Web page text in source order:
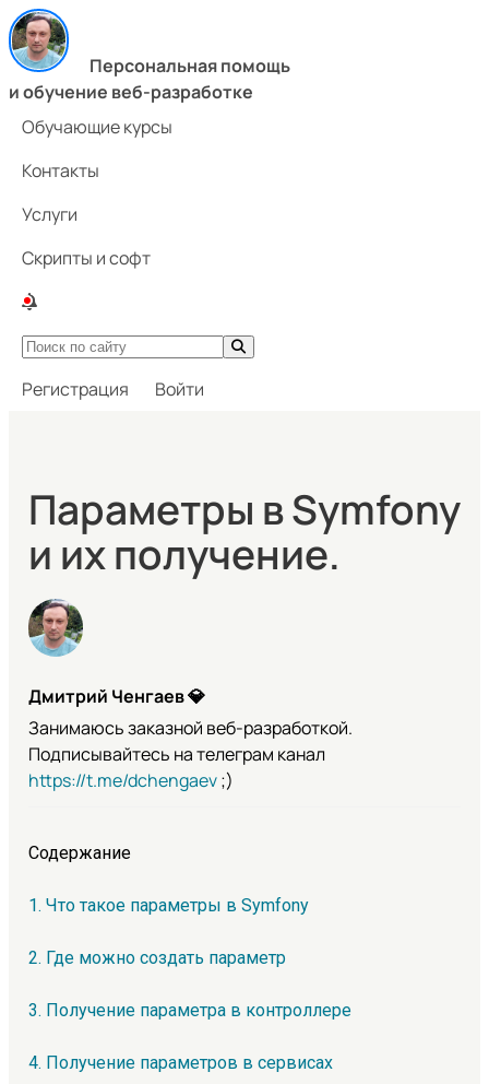
Персональная помощь
и обучение веб-разработке
Обучающие курсы
Контакты
Услуги
Скрипты и софт
Регистрация Войти
Параметры в Symfony
и их получение.
Дмитрий Ченгаев💎
Занимаюсь заказной веб-разработкой.
Подписывайтесь на телеграм канал
https://t.me/dchengaev;)
Содержание
1. Что такое параметры в Symfony
2. Где можно создать параметр
3. Получение параметра в контроллере
4. Получение параметров в сервисах